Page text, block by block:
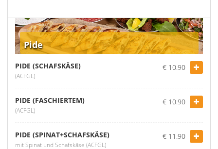
Pide
PIDE (SCHAFSKÄSE)
(ACFGL)
€ 10.90
PIDE (FASCHIERTEM)
(ACFGL)
€ 10.90
PIDE (SPINAT+SCHAFSKÄSE)
mit Spinat und Schafskäse (ACFGL)
€ 11.90